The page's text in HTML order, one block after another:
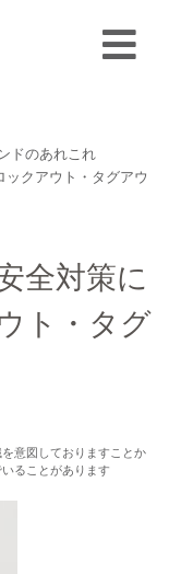
ドのあれこれ
クアウト・タグアウ
全対策に
ト・タグ
意図しておりますことか
ることがあります